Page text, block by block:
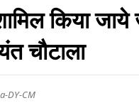
किया
चौटाला
DY-CM